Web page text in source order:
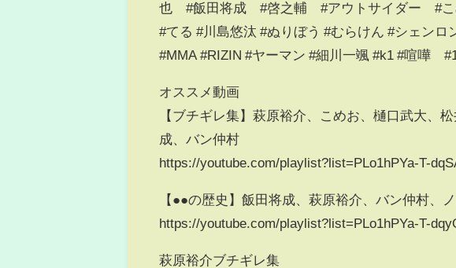
也 #飯田将成 #啓之輔 #アウトサイダー #
#てる #川島悠汰 #ぬりぼう #むらけん #シェンロ
#MMA #RIZIN #ヤーマン #細川一颯 #k1 #喧
オススメ動画
【ブチギレ集】萩原裕介、こめお、樋口武大、
成、バン仲村
https://youtube.com/playlist?list=PLo1hPYa-T-
【●●の歴史】飯田将成、萩原裕介、バン仲村、
https://youtube.com/playlist?list=PLo1hPYa-T-
萩原裕介ブチギレ集